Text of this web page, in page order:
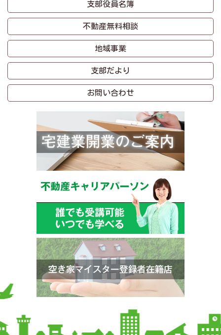
支部役員名簿
不動産無料相談
地域事業
支部だより
お問い合わせ